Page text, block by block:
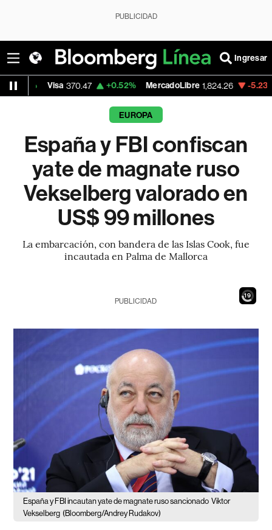
PUBLICIDAD
Ingresar
370.47 +0.52% MercadoLibre 1,824.26 -5.23% Banco
EUROPA
España y FBI confiscan
yate de magnate ruso
Vekselberg valorado en
US$ 99 millones
La embarcación, con bandera de las Islas Cook, fue
incautada en Palma de Mallorca
18
PUBLICIDAD
España y FBI incautan yate de magnate ruso sancionado Viktor
Vekselberg (Bloomberg/Andrey Rudakov)